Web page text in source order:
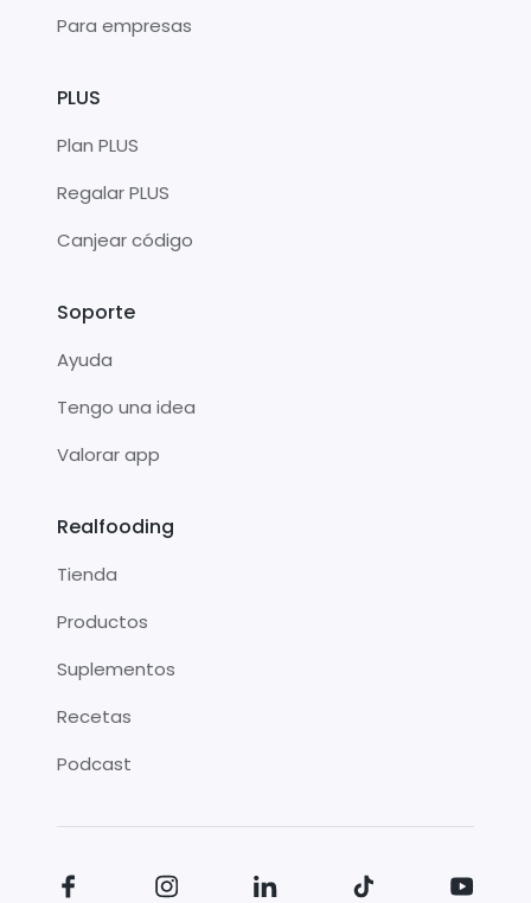
Para empresas
PLUS
Plan PLUS
Regalar PLUS
Canjear código
Soporte
Ayuda
Tengo una idea
Valorar app
Realfooding
Tienda
Productos
Suplementos
Recetas
Podcast